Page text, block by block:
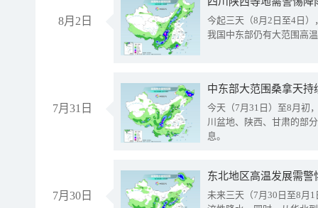
8月2日
今起三天（8月2日至4日
我国中东部仍有大范围高
7月31日
中东部大范围桑拿天
今天（7月31日）至8月初
川盆地、陕西、甘肃的部
息。
7月30日
东北地区高温发展需
未来三天（7月30日至8月